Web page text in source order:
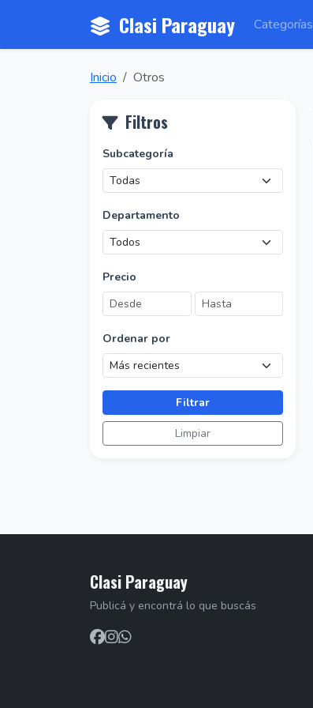
Clasi Paraguay Categorías
Inicio Otros
Filtros
Subcategoría
Departamento
Precio
Ordenar por
Filtrar
Limpiar
Clasi Paraguay
Publicá y encontrá lo que buscás